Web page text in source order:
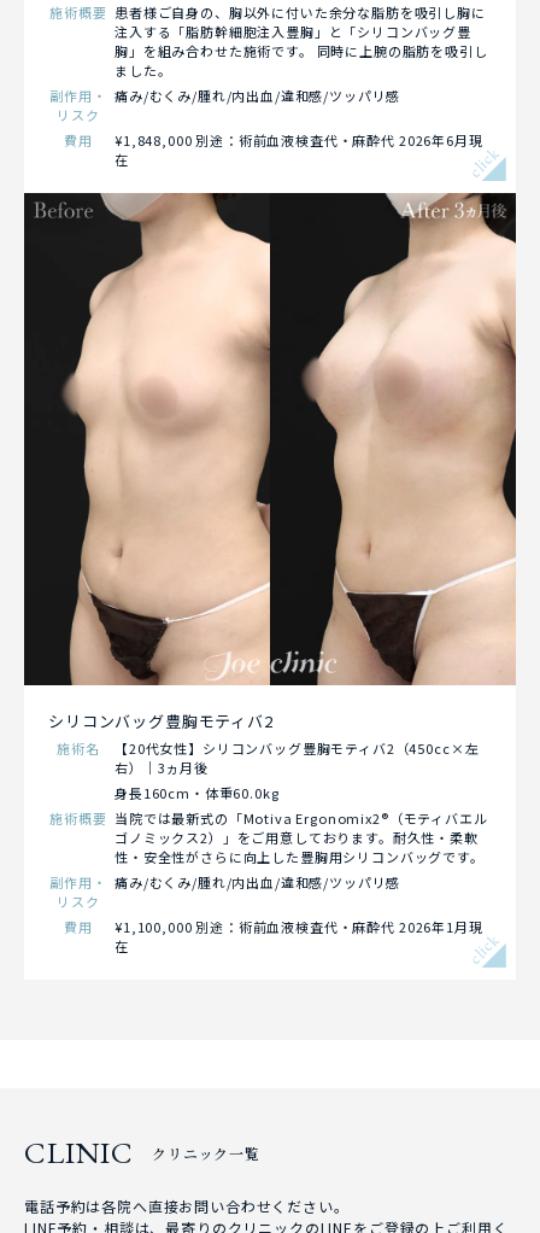
施術概要 患者様ご自身の、胸以外に付いた余分な脂肪を吸引し胸に
注入する「脂肪幹細胞注入豊胸」と「シリコンバッグ豊
胸」を組み合わせた施術です。 同時に上腕の脂肪を吸引し
ました。
副作用・
リスク
痛み/むくみ/腫れ/内出血/違和感/ツッパリ感
費用
¥1,848,000 別途：術前血液検査代・麻酔代 2026年6月現
在
click
シリコンバッグ豊胸モティバ2
施術名
【20代女性】シリコンバッグ豊胸モティバ2（450cc×左
右）｜3ヵ月後
身長160cm・体重60.0kg
施術概要 当院では最新式の「Motiva Ergonomix2®（モティバエル
ゴノミックス2）」をご用意しております。耐久性・柔軟
性・安全性がさらに向上した豊胸用シリコンバッグです。
副作用・
リスク
痛み/むくみ/腫れ/内出血/違和感/ツッパリ感
費用
¥1,100,000 別途：術前血液検査代・麻酔代 2026年1月現
在
click
CLINIC クリニック一覧
電話予約は各院へ直接お問い合わせください。
LINE予約・相談は、最寄りのクリニックのLINEをご登録の上ご利用く